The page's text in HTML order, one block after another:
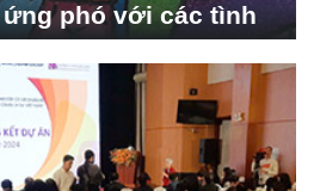
phó với các tình